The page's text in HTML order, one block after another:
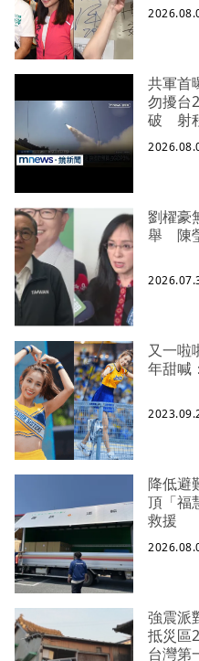
共軍首
勿擾台
破 射
劉櫂豪
舉 陳
又一
年甜喊
降低避
頂「福
救援
強震派
抵災區
台灣第